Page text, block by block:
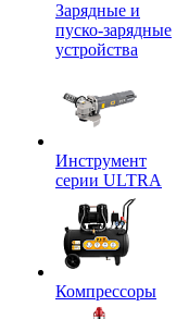
Зарядные и
пуско-зарядные
устройства
Инструмент
серии ULTRA
Компрессоры